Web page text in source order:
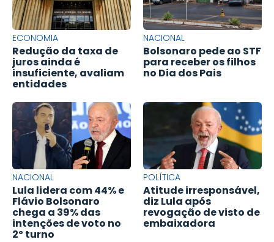
ECONOMIA
Redução da taxa de
juros ainda é
insuficiente, avaliam
entidades
NACIONAL
Bolsonaro pede ao STF
para receber os filhos
no Dia dos Pais
NACIONAL
Lula lidera com 44% e
Flávio Bolsonaro
chega a 39% das
intenções de voto no
2º turno
POLÍTICA
Atitude irresponsável,
diz Lula após
revogação de visto de
embaixadora